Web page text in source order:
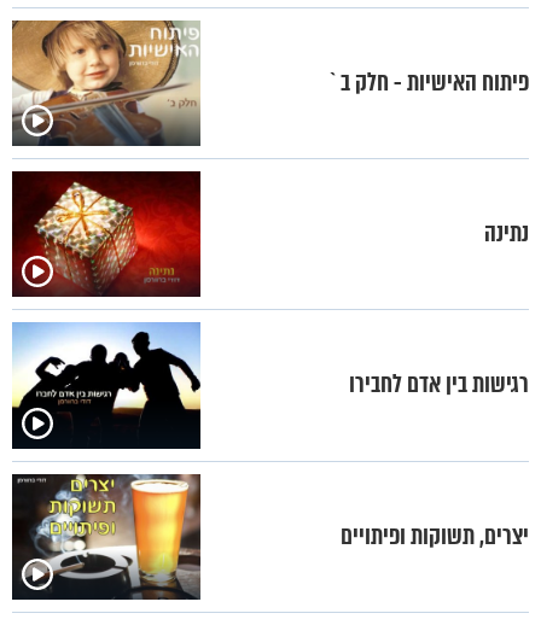
פיתוח האישיות - חלק ב`
נתינה
רגישות בין אדם לחבירו
יצרים, תשוקות ופיתויים